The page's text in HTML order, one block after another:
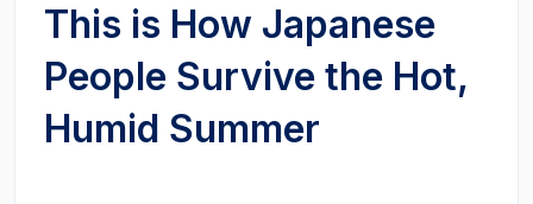
This is How Japanese
People Survive the Hot,
Humid Summer